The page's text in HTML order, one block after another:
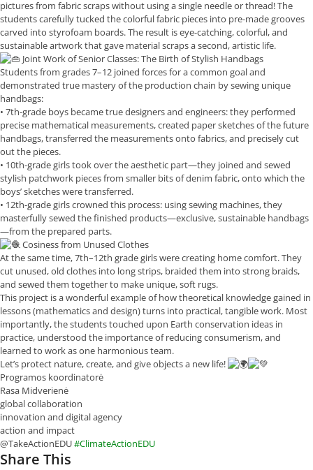
pictures from fabric scraps without using a single needle or thread! The
students carefully tucked the colorful fabric pieces into pre-made grooves
carved into styrofoam boards. The result is eye-catching, colorful, and
sustainable artwork that gave material scraps a second, artistic life.
Joint Work of Senior Classes: The Birth of Stylish Handbags
Students from grades 7–12 joined forces for a common goal and
demonstrated true mastery of the production chain by sewing unique
handbags:
• 7th-grade boys became true designers and engineers: they performed
precise mathematical measurements, created paper sketches of the future
handbags, transferred the measurements onto fabrics, and precisely cut
out the pieces.
• 10th-grade girls took over the aesthetic part—they joined and sewed
stylish patchwork pieces from smaller bits of denim fabric, onto which the
boys’ sketches were transferred.
• 12th-grade girls crowned this process: using sewing machines, they
masterfully sewed the finished products—exclusive, sustainable handbags
—from the prepared parts.
Cosiness from Unused Clothes
At the same time, 7th–12th grade girls were creating home comfort. They
cut unused, old clothes into long strips, braided them into strong braids,
and sewed them together to make unique, soft rugs.
This project is a wonderful example of how theoretical knowledge gained in
lessons (mathematics and design) turns into practical, tangible work. Most
importantly, the students touched upon Earth conservation ideas in
practice, understood the importance of reducing consumerism, and
learned to work as one harmonious team.
Let’s protect nature, create, and give objects a new life!
Programos koordinatorė
Rasa Midverienė
global collaboration
innovation and digital agency
action and impact
@TakeActionEDU#ClimateActionEDU
Share This